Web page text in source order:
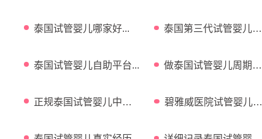
泰国试管婴儿哪家好...
泰国第三代试管婴儿成
泰国试管婴儿自助平台...
做泰国试管婴儿周期与
正规泰国试管婴儿中介
碧雅威医院试管婴儿成